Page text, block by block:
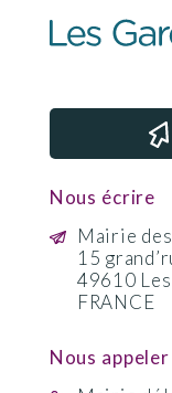
Nous écrire
Mairie
15
49610
FRANCE
Nous appeler